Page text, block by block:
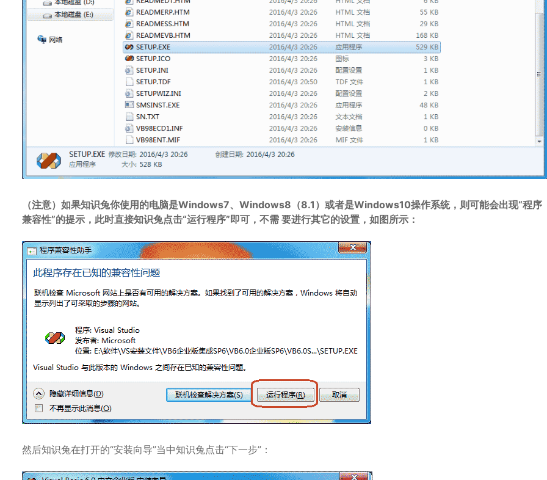
（注意）如果知识兔你使用的电脑是Windows7、Windows8（8.1）或者是Windows10操作系统，则可能会出现“程序
兼容性”的提示，此时直接知识兔点击“运行程序”即可，不需 要进行其它的设置，如图所示：
然后知识兔在打开的“安装向导”当中知识兔点击“下一步”：